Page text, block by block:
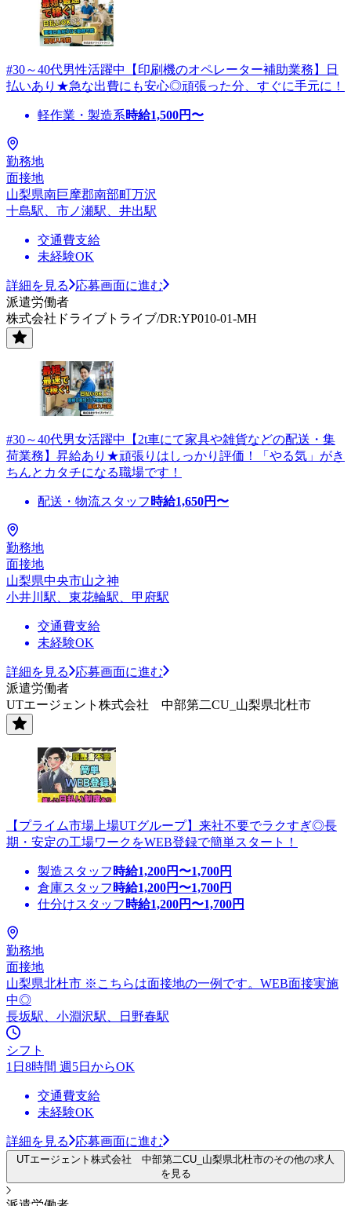
#30～40代男性活躍中【印刷機のオペレーター補助業務】日
払いあり★急な出費にも安心◎頑張った分、すぐに手元に！
軽作業・製造系時給1,500円〜
勤務地
面接地
山梨県南巨摩郡南部町万沢
十島駅、市ノ瀬駅、井出駅
交通費支給
未経験OK
詳細を見る
応募画面に進む
派遣労働者
株式会社ドライブトライブ/DR:YP010-01-MH
#30～40代男女活躍中【2t車にて家具や雑貨などの配送・集
荷業務】昇給あり★頑張りはしっかり評価！「やる気」がき
ちんとカタチになる職場です！
配送・物流スタッフ 時給1,650円〜
勤務地
面接地
山梨県中央市山之神
小井川駅、東花輪駅、甲府駅
交通費支給
未経験OK
詳細を見る
応募画面に進む
派遣労働者
UTエージェント株式会社 中部第二CU_山梨県北杜市
【プライム市場上場UTグループ】来社不要でラクすぎ◎長
期・安定の工場ワークをWEB登録で簡単スタート！
製造スタッフ 時給1,200円〜1,700円
倉庫スタッフ 時給1,200円〜1,700円
仕分けスタッフ 時給1,200円〜1,700円
勤務地
面接地
山梨県北杜市 ※こちらは面接地の一例です。WEB面接実施
中◎
長坂駅、小淵沢駅、日野春駅
シフト
1日8時間 週5日からOK
交通費支給
未経験OK
詳細を見る 応募画面に進む
UTエージェント株式会社 中部第二CU_山梨県北杜市のその他の求人
を見る